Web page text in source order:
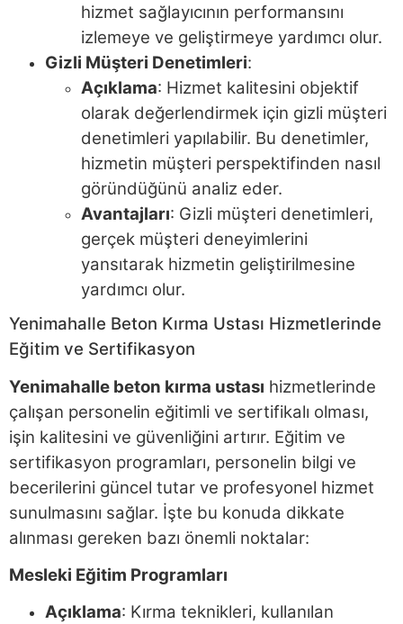
hizmet sağlayıcının performansını
izlemeye ve geliştirmeye yardımcı olur.
Gizli Müşteri Denetimleri:
Açıklama: Hizmet kalitesini objektif
olarak değerlendirmek için gizli müşteri
denetimleri yapılabilir. Bu denetimler,
hizmetin müşteri perspektifinden nasıl
göründüğünü analiz eder.
Avantajları: Gizli müşteri denetimleri,
gerçek müşteri deneyimlerini
yansıtarak hizmetin geliştirilmesine
yardımcı olur.
Yenimahalle Beton Kırma Ustası Hizmetlerinde
Eğitim ve Sertifikasyon
Yenimahalle beton kırma ustası hizmetlerinde
çalışan personelin eğitimli ve sertifikalı olması,
işin kalitesini ve güvenliğini artırır. Eğitim ve
sertifikasyon programları, personelin bilgi ve
becerilerini güncel tutar ve profesyonel hizmet
sunulmasını sağlar. İşte bu konuda dikkate
alınması gereken bazı önemli noktalar:
Mesleki Eğitim Programları
Açıklama: Kırma teknikleri, kullanılan